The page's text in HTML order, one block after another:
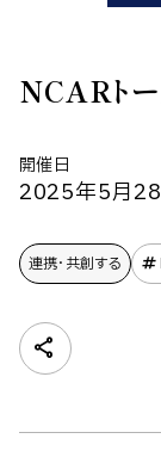
NCARト
開催日
2025年5月
連携・共創する